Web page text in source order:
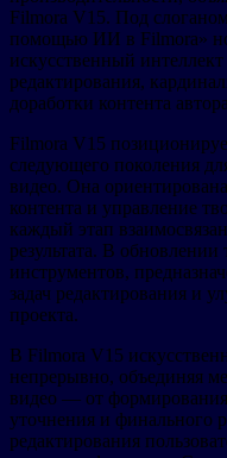
Filmora V15. Под
помощью ИИ в Filmora»
искусственный
редактирования,
доработки контента
Filmora V15
следующего поколения
видео. Она
контента и управление
каждый этап
результата. В
инструментов,
задач редактирования и
проекта.
В Filmora V15
непрерывно, объединяя
видео — от
уточнения и финального
редактирования